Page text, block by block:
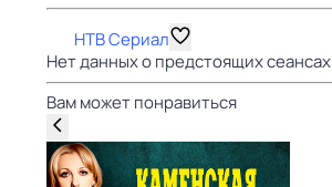
НТВ Сериал
Нет данных о предстоящих сеансах
Вам может понравиться